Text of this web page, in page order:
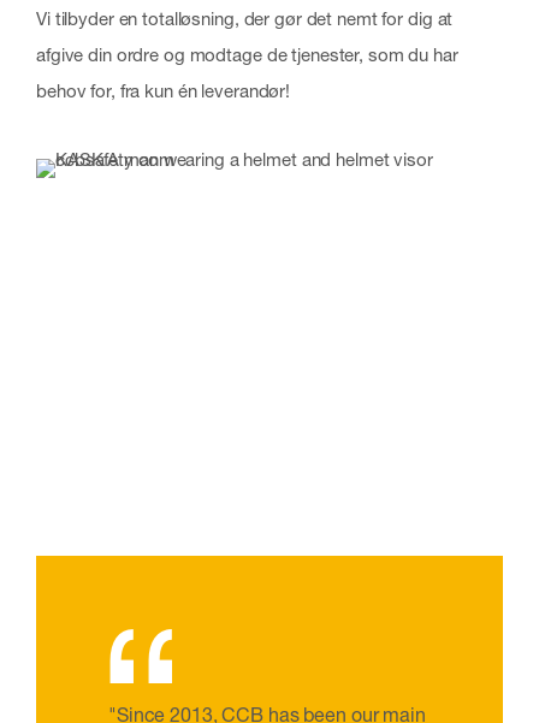
Vi tilbyder en totalløsning, der gør det nemt for dig at
afgive din ordre og modtage de tjenester, som du har
behov for, fra kun én leverandør!
"Since 2013, CCB has been our main